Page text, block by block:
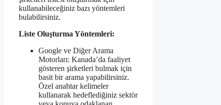
kullanabileceğiniz bazı yöntemleri
bulabilirsiniz.
Liste Oluşturma Yöntemleri:
Google ve Diğer Arama
Motorları: Kanada’da faaliyet
gösteren şirketleri bulmak için
basit bir arama yapabilirsiniz.
Özel anahtar kelimeler
kullanarak hedeflediğiniz sektör